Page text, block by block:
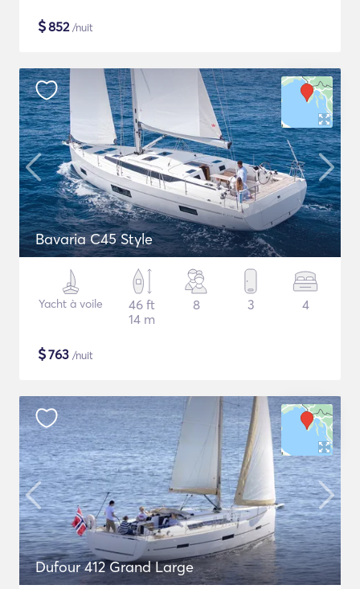
$852/nuit
Bavaria C45 Style
Yacht à voile
46 ft
14 m
8 3 4
$763 /nuit
Dufour 412 Grand Large